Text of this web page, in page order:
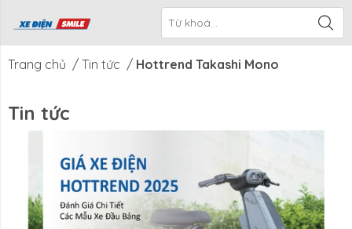
Xe Điện
Smile
CTKM Tháng Blog
Trang chủ / Tin tức / Hottrend Takashi Mono
Tin tức